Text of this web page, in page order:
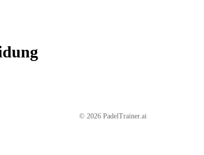
© 2026 PadelTrainer.ai